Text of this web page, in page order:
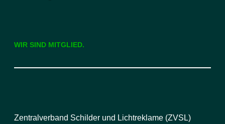
WIR SIND MITGLIED.
Zentralverband Schilder und Lichtreklame (ZVSL)